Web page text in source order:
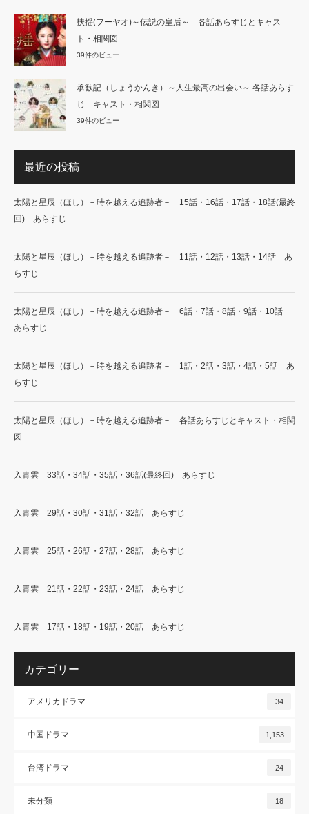
扶揺(フーヤオ)～伝説の皇后～ 各話あらすじとキャス
ト・相関図
39件のビュー
承歓記（しょうかんき）～人生最高の出会い～ 各話あらす
じ キャスト・相関図
39件のビュー
最近の投稿
太陽と星辰（ほし）－時を越える追跡者－ 15話・16話・17話・18話(最終
回) あらすじ
太陽と星辰（ほし）－時を越える追跡者－ 11話・12話・13話・14話 あ
らすじ
太陽と星辰（ほし）－時を越える追跡者－ 6話・7話・8話・9話・10話
あらすじ
太陽と星辰（ほし）－時を越える追跡者－ 1話・2話・3話・4話・5話 あ
らすじ
太陽と星辰（ほし）－時を越える追跡者－ 各話あらすじとキャスト・相関
図
入青雲 33話・34話・35話・36話(最終回) あらすじ
入青雲 29話・30話・31話・32話 あらすじ
入青雲 25話・26話・27話・28話 あらすじ
入青雲 21話・22話・23話・24話 あらすじ
入青雲 17話・18話・19話・20話 あらすじ
カテゴリー
アメリカドラマ 34
中国ドラマ 1,153
台湾ドラマ 24
未分類 18